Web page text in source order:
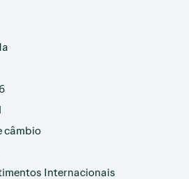
câmbio
Internacionais